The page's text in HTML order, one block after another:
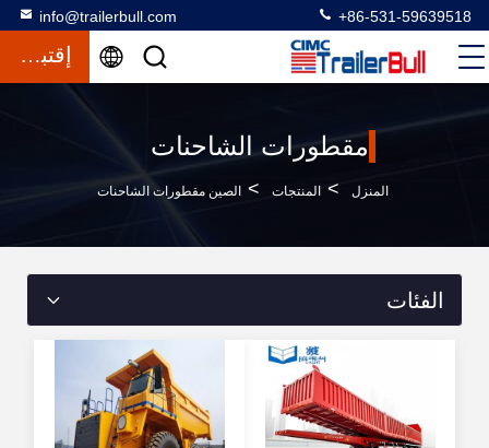
info@trailerbull.com +86-531-59639518
إقتباس
مقطورات الشاحنات
المنزل > المنتجات > الصين مقطورات الشاحنات
الفئات